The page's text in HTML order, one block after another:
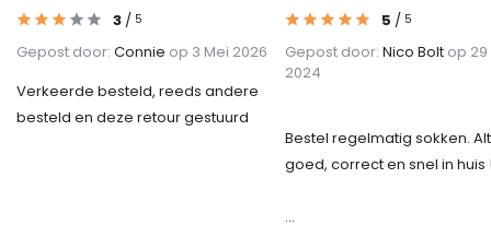
3 / 5
Gepost door: Connie op 3 Mei 2026
Verkeerde besteld, reeds andere
besteld en deze retour gestuurd
5 / 5
Gepost door: Nico Bolt op
2024
Bestel regelmatig sokken.
goed, correct en snel in huis
...